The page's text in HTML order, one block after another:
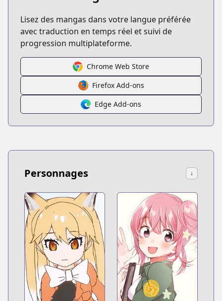
Lisez des mangas dans votre langue préférée
avec traduction en temps réel et suivi de
progression multiplateforme.
Chrome Web Store
Firefox Add-ons
Edge Add-ons
Personnages ↓